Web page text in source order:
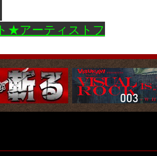
★アーティストフ